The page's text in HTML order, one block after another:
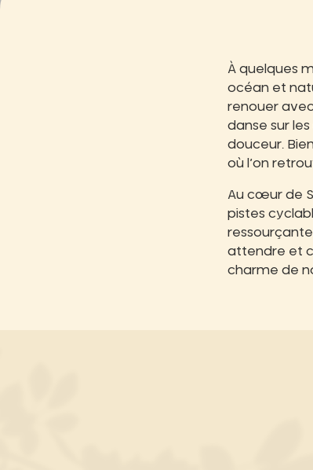
À quelques
océan et
renouer
danse sur
douceur.
où l’on
Au cœur de
pistes
attendre et
charme de